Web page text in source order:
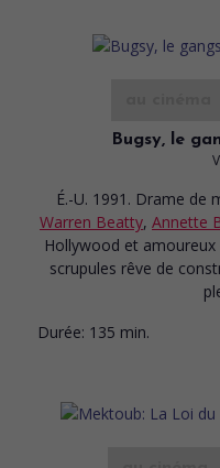
Bugsy, le
É.-U. 1991. Drame de
Warren Beatty, Annette
Hollywood et
scrupules rêve de
Durée: 135 min.